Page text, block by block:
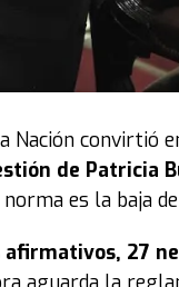
Nación convirtió
de Patricia
es la baja
afirmativos, 27